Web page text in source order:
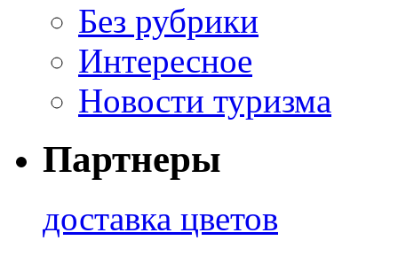
Без рубрики
Интересное
Новости туризма
Партнеры
доставка цветов